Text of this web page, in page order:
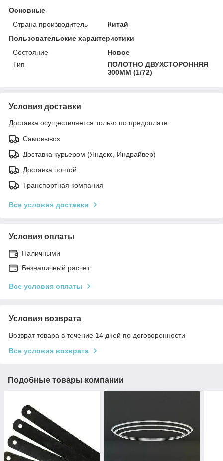
Основные
Страна производитель
Китай
Пользовательские характеристики
Состояние
Новое
Тип
ПОЛОТНО ДВУХСТОРОННЯЯ
300ММ (1/72)
Условия доставки
Доставка осуществляется только по предоплате.
Самовывоз
Доставка курьером (Яндекс, Индрайвер)
Доставка почтой
Транспортная компания
Все условия доставки
Условия оплаты
Наличными
Безналичный расчет
Все условия оплаты
Условия возврата
Возврат товара в течение 14 дней по договоренности
Все условия возврата
Подобные товары компании